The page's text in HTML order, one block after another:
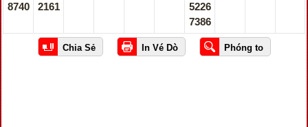
8740
2161
5226
7386